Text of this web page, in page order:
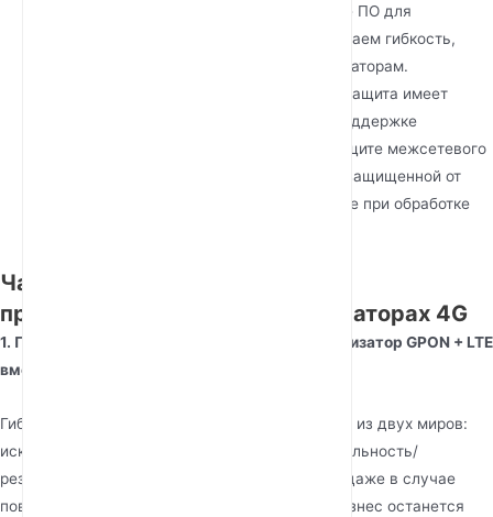
разъемы (SMA) или специализированное ПО для
уникальных IoT-приложений, мы предлагаем гибкость,
необходимую профессиональным интеграторам.
Защита имеет
первостепенное значение. Благодаря поддержке
шифрования WPA3-SAE и встроенной защите межсетевого
экрана ваша внутренняя сеть остается защищенной от
внешних угроз, обеспечивая спокойствие при обработке
Часто задаваемые вопросы о
профессиональных маршрутизаторах 4G
1. Почему стоит выбрать гибридный маршрутизатор GPON + LTE
вместо стандартного 4G маршрутизатора?
Гибридный маршрутизатор предлагает лучшее из двух миров:
исключительную скорость оптоволокна и мобильность/
резервирование 4G LTE. Это гарантирует, что даже в случае
повреждения вашей физической линии ваш бизнес останется